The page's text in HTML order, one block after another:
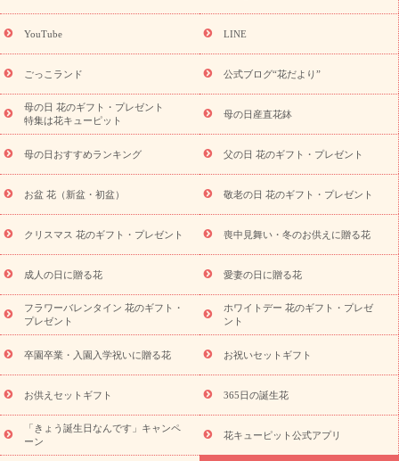
9月の誕生花(リンドウ)
ら探す
お祝いの花特集 当日配達特急便 お祝い商品一覧
念日
結婚祝い 出産祝い 退院祝い・快気祝い
寿祝い
プチギフト ペットのお祝いフラワー
お供え・お悔やみの花
四十九日法要以降に贈る花
通夜・葬儀
に贈る花
お供え お花とセットギフト
お供え プリザーブドフラ
ワー
ペットのお供えフラワー お盆（新盆・初盆）
その他
お祝い返し
お見舞い お取り寄せギフト ビジネス用
ご自宅
用
観葉植物 ミディ胡蝶蘭 プリザーブドフラワー
スタイル
から探す
アレンジメント 花束 スタンド花 お祝い
お供
え・お悔やみ
胡蝶蘭・花鉢
ミディ胡蝶蘭・お祝い
ミディ胡蝶蘭・お供え
世界初の青色胡蝶蘭 観葉植物
観葉植
物
産直多肉植物 プリザーブドフラワー お祝い
お供え・お
悔やみ
花とセットギフト セミオーダー
プチギフト
（hanamore -ハナモア-）
花とみどりのeギフト
トのeGfit
カラー ピンク イエローオレンジ レッド
お花の
種類
バラ ユリ トルコキキョウ 予算から探す
お祝い・3000円～ お祝い・4000円～ お祝い・5000円～
お
祝い・7000円～ お祝い・10000円～ お供え・お悔やみ
え・お悔やみ・3000円～ お供え・お悔やみ・5000円～
お供
YouTube LINE
ごっこランド 公式ブログ“花だより”
母の日 花のギフト・プレゼント
特集は花キューピット
母の日産直花鉢
母の日おすすめランキング 父の日 花のギフト・プレゼント
お盆 花（新盆・初盆） 敬老の日 花のギフト・プレゼント
クリスマス 花のギフト・プレゼント 喪中見舞い・冬のお供えに贈る花
成人の日に贈る花 愛妻の日に贈る花
フラワーバレンタイン 花のギフト・
プレゼント
ホワイトデー 花のギフト・プレゼ
ント
卒園卒業・入園入学祝いに贈る花 お祝いセットギフト
お供えセットギフト 365日の誕生花
「きょう誕生日なんです」キャンペ
ーン
花キューピット公式アプリ